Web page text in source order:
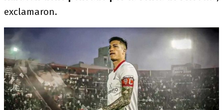
exclamaron.